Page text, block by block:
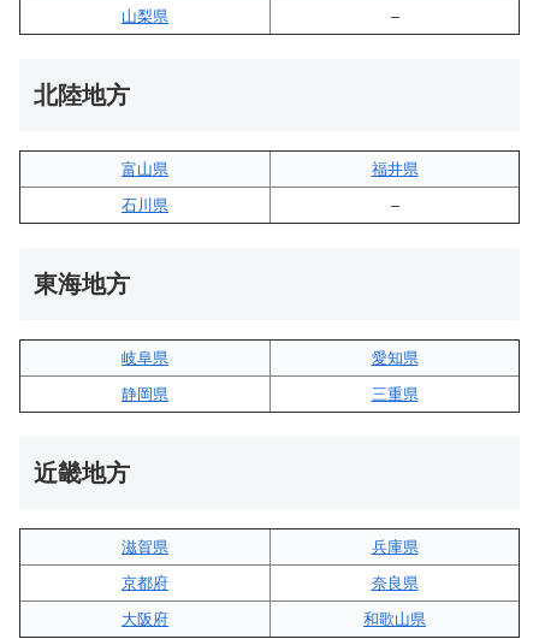
山梨県
–
北陸地方
富山県
福井県
石川県
–
東海地方
岐阜県
愛知県
静岡県
三重県
近畿地方
滋賀県
兵庫県
京都府
奈良県
大阪府
和歌山県